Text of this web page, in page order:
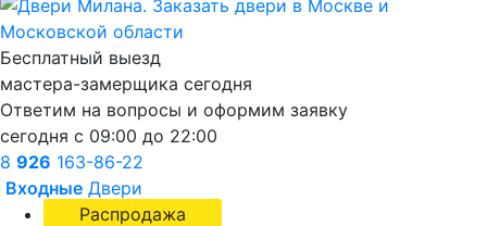
Бесплатный выезд
мастера-замерщика сегодня
Ответим на вопросы и оформим заявку
сегодня с 09:00 до 22:00
8 926 163-86-22
Входные Двери
Распродажа